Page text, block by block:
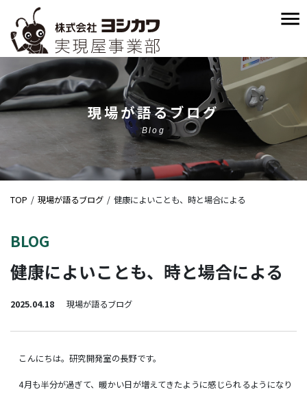
現場が語るブログ
Blog
TOP 現場が語るブログ 健康によいことも、時と場合による
BLOG
健康によいことも、時と場合による
2025.04.18 現場が語るブログ
こんにちは。研究開発室の長野です。
4月も半分が過ぎて、暖かい日が増えてきたように感じられるようになり